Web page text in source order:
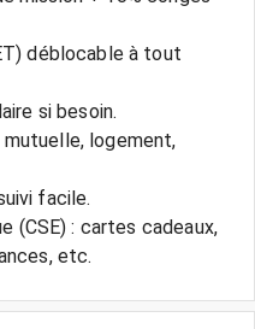
déblocable à tout
si besoin.
mutuelle, logement,
facile.
(CSE) : cartes cadeaux,